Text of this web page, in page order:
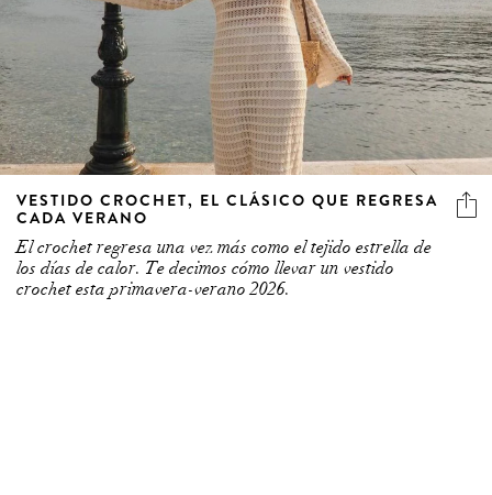
VESTIDO CROCHET, EL CLÁSICO QUE REGRESA
CADA VERANO
El crochet regresa una vez más como el tejido estrella de
los días de calor. Te decimos cómo llevar un vestido
crochet esta primavera-verano 2026.